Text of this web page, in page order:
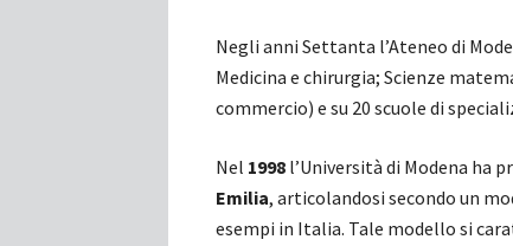
Negli anni Settanta l’Ateneo di
Medicina e chirurgia; Scienze
commercio) e su 20 scuole di
Nel 1998 l’Università di Modena ha
Emilia, articolandosi secondo un
esempi in Italia. Tale modello si